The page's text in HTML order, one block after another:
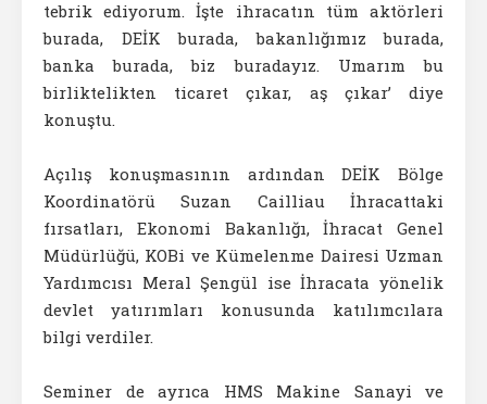
tebrik ediyorum. İşte ihracatın tüm aktörleri
burada, DEİK burada, bakanlığımız burada,
banka burada, biz buradayız. Umarım bu
birliktelikten ticaret çıkar, aş çıkar’ diye
konuştu.
Açılış konuşmasının ardından DEİK Bölge
Koordinatörü Suzan Cailliau İhracattaki
fırsatları, Ekonomi Bakanlığı, İhracat Genel
Müdürlüğü, KOBi ve Kümelenme Dairesi Uzman
Yardımcısı Meral Şengül ise İhracata yönelik
devlet yatırımları konusunda katılımcılara
bilgi verdiler.
Seminer de ayrıca HMS Makine Sanayi ve